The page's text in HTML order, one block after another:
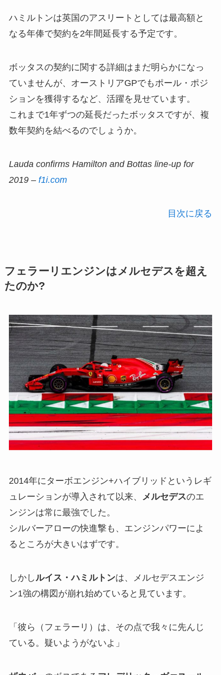
ハミルトンは英国のアスリートとしては最高額と
なる年俸で契約を2年間延長する予定です。
ボッタスの契約に関する詳細はまだ明らかになっ
ていませんが、オーストリアGPでもポール・ポジ
ションを獲得するなど、活躍を見せています。
これまで1年ずつの延長だったボッタスですが、複
数年契約を結べるのでしょうか。
Lauda confirms Hamilton and Bottas line-up for
2019 – f1i.com
目次に戻る
フェラーリエンジンはメルセデスを超え
たのか?
2014年にターボエンジン+ハイブリッドというレギ
ュレーションが導入されて以来、 メルセデスのエ
ンジンは常に最強でした。
シルバーアローの快進撃も、エンジンパワーによ
るところが大きいはずです。
しかし ルイス・ハミルトンは、メルセデスエンジ
ン1強の構図が崩れ始めていると見ています。
「彼ら（フェラーリ）は、その点で我々に先んじ
ている。疑いようがないよ」